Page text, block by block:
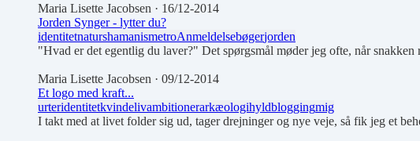
Maria Lisette Jacobsen · 16/12-2014
Jorden Synger - lytter du?
identitetnaturshamanismetroAnmeldelsebøgerjorden
"Hvad er det egentlig du laver?" Det spørgsmål møder jeg ofte, når
Maria Lisette Jacobsen · 09/12-2014
Et logo med kraft...
urteridentitetkvindelivambitionerarkæologihyldbloggingmig
I takt med at livet folder sig ud, tager drejninger og nye veje, så fik jeg et